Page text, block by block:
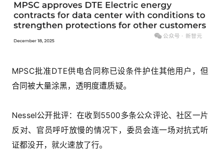
MPSC批准DTE供电合同称已设条件护住其他用户，但
合同被大量涂黑，透明度遭质疑。
Nessel公开批评：在收到5500多条公众评论、社区一片
反对、官员呼吁放慢的情况下，委员会连一场对抗式听
证都没开，就火速放了行。